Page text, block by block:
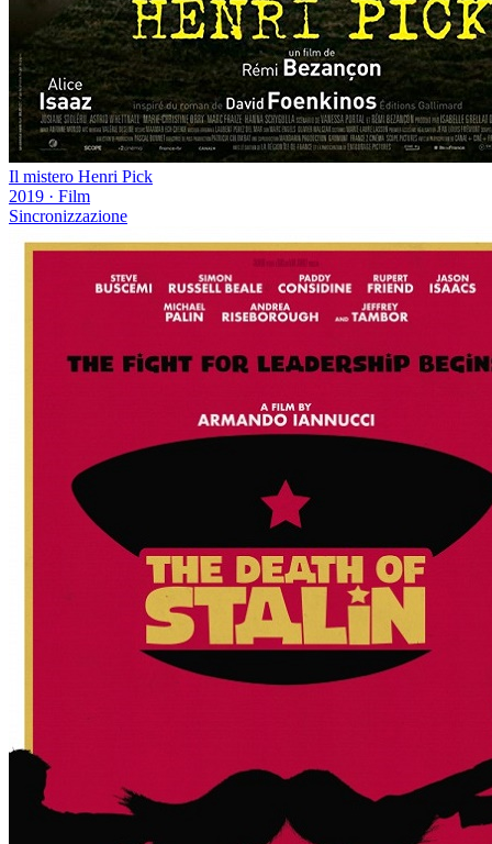
Il mistero Henri Pick
2019 · Film
Sincronizzazione